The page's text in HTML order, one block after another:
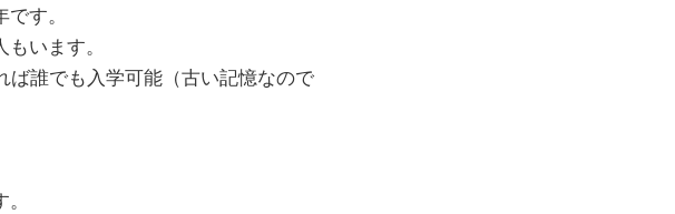
す。
います。
誰でも入学可能（古い記憶なので